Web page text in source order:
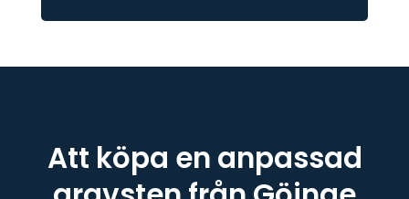
Att köpa en anpassad